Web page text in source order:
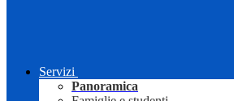
Servizi
Panoramica